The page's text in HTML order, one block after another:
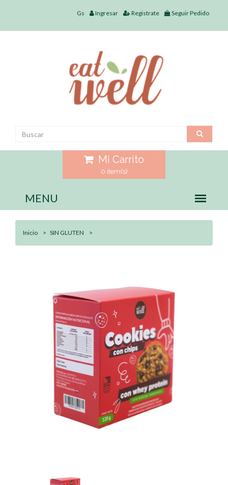
Gs Ingresar Registrate Seguir Pedido
Mi Carrito
0 item(s)
Inicio SIN GLUTEN